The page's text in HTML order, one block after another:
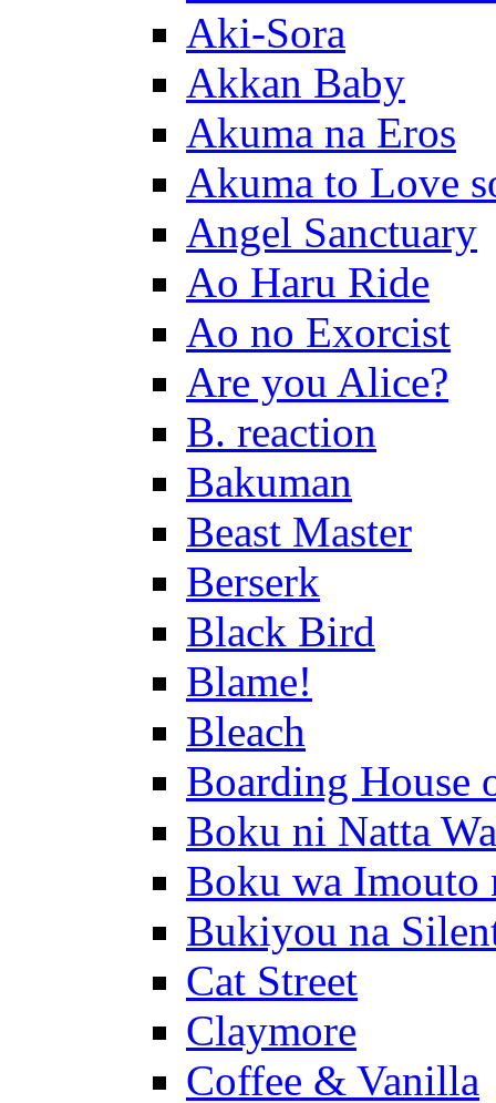
Aki-Sora
Akkan Baby
Akuma na Eros
Akuma to Love
Angel Sanctuary
Ao Haru Ride
Ao no Exorcist
Are you Alice?
B. reaction
Bakuman
Beast Master
Berserk
Black Bird
Blame!
Bleach
Boarding House
Boku ni Natta
Boku wa
Bukiyou na
Cat Street
Claymore
Coffee & Vanilla